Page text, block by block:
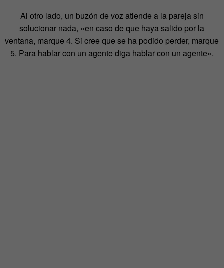
Al otro lado, un buzón de voz atiende a la pareja sin
solucionar nada, «en caso de que haya salido por la
ventana, marque 4. Si cree que se ha podido perder, marque
5. Para hablar con un agente diga hablar con un agente».